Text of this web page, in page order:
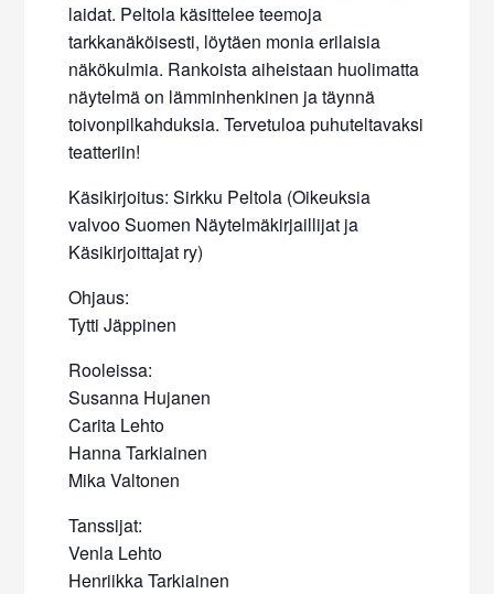
laidat. Peltola käsittelee teemoja
tarkkanäköisesti, löytäen monia erilaisia
näkökulmia. Rankoista aiheistaan huolimatta
näytelmä on lämminhenkinen ja täynnä
toivonpilkahduksia. Tervetuloa puhuteltavaksi
teatteriin!
Käsikirjoitus: Sirkku Peltola (Oikeuksia
valvoo Suomen Näytelmäkirjaillijat ja
Käsikirjoittajat ry)
Ohjaus:
Tytti Jäppinen
Rooleissa:
Susanna Hujanen
Carita Lehto
Hanna Tarkiainen
Mika Valtonen
Tanssijat:
Venla Lehto
Henriikka Tarkiainen